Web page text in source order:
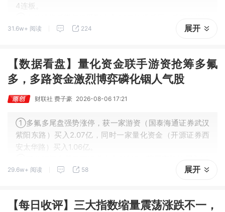
4连板。
否延续仍取决于能否持续站稳日线布林中轨线上方。
31.6w+ 阅读 224 展开
【数据看盘】量化资金联手游资抢筹多氟
多，多路资金激烈博弈磷化铟人气股
财联社 费子豪 2026-08-06 17:21
①多氟多尾盘强势涨停，获一家游资（国泰海通证券武汉
紫阳东路）买入2.07亿，同时一家量化资金（开源证券西
安太华路）买入1.06亿。
1亿，深股通买入2.43亿，一家游资买入1.6亿，同时遭一
29.6w+ 阅读 58 展开
【每日收评】三大指数缩量震荡涨跌不一，